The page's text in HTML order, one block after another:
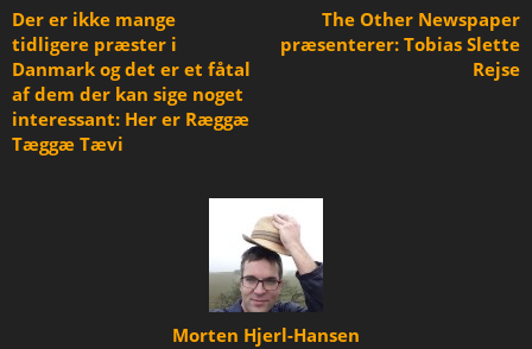
Der er ikke mange
tidligere præster i
Danmark og det er et fåtal
af dem der kan sige noget
interessant: Her er Ræggæ
Tæggæ Tævi
The Other Newspaper
præsenterer: Tobias Slette
Rejse
Morten Hjerl-Hansen